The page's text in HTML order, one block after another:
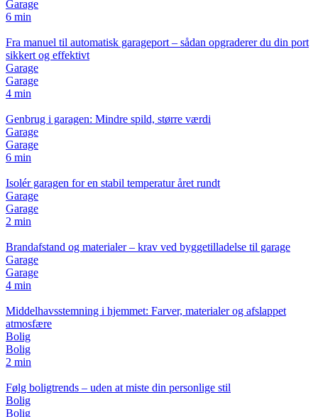
Garage
6 min
Fra manuel til automatisk garageport – sådan opgraderer du din port
sikkert og effektivt
Garage
Garage
4 min
Genbrug i garagen: Mindre spild, større værdi
Garage
Garage
6 min
Isolér garagen for en stabil temperatur året rundt
Garage
Garage
2 min
Brandafstand og materialer – krav ved byggetilladelse til garage
Garage
Garage
4 min
Middelhavsstemning i hjemmet: Farver, materialer og afslappet
atmosfære
Bolig
Bolig
2 min
Følg boligtrends – uden at miste din personlige stil
Bolig
Bolig